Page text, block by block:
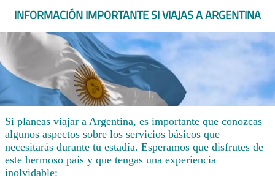
INFORMACIÓN IMPORTANTE SI VIAJAS A ARGENTINA
Si planeas viajar a Argentina, es importante que conozcas
algunos aspectos sobre los servicios básicos que
necesitarás durante tu estadía. Esperamos que disfrutes de
este hermoso país y que tengas una experiencia
inolvidable: